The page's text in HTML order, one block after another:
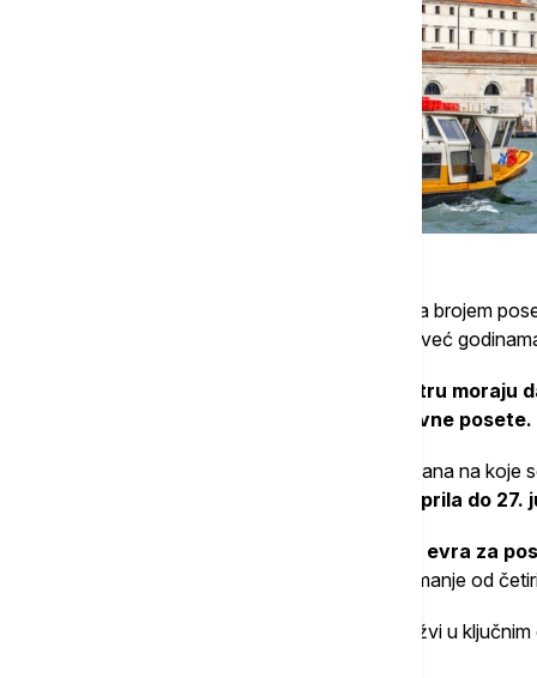
Venecija je epicentar masovnog turizma sa brojem
Postavljanje poštene cene za ulaz u grad već
Osobe koje prenoće u istorijskom centru moraju
uvedena je i taksa od pet evra za dnevne posete.
Ove godine, zvaničnici produžavaju broj dana na koje
petka do nedelje i za praznike od 18. aprila do 27.
Taksa će se takođe udvostručiti na 10 evra za
jer se oni smatraju turistima koji rezervišu manje od
Program plaćanja ima za cilj smanjenje gužvi u